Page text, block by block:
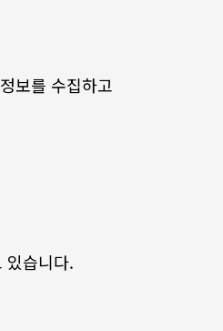
보를 수집하고
있습니다.